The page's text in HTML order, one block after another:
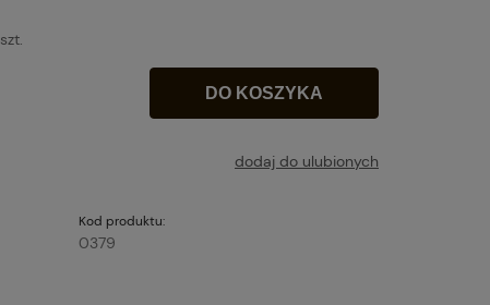
szt.
DO KOSZYKA
dodaj do ulubionych
Kod produktu:
0379